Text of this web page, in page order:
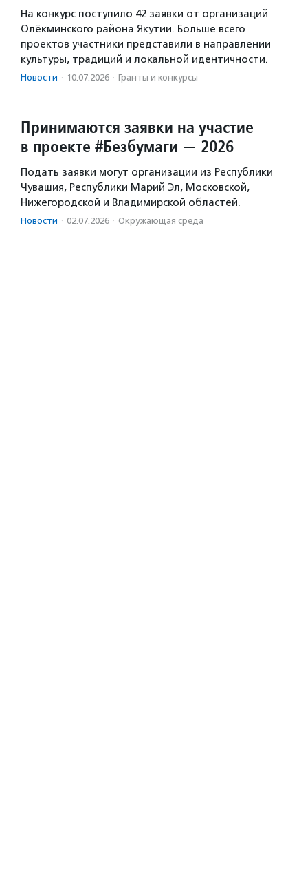
На конкурс поступило 42 заявки от организаций
Олёкминского района Якутии. Больше всего
проектов участники представили в направлении
культуры, традиций и локальной идентичности.
Новости · 10.07.2026 · Гранты и конкурсы
Принимаются заявки на участие
в проекте #Безбумаги — 2026
Подать заявки могут организации из Республики
Чувашия, Республики Марий Эл, Московской,
Нижегородской и Владимирской областей.
Новости · 02.07.2026 · Окружающая среда